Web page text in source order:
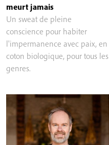
meurt jamais
Un sweat de pleine
conscience pour habiter
l'impermanence avec paix, en
coton biologique, pour tous les
genres.